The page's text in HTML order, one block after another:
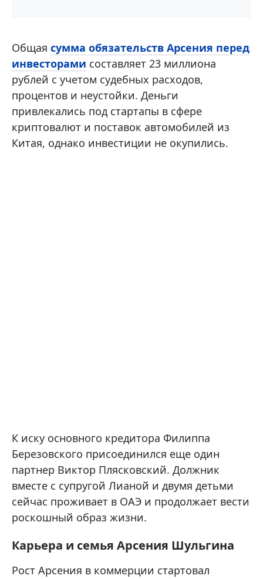
Общая сумма обязательств Арсения перед
инвесторами составляет 23 миллиона
рублей с учетом судебных расходов,
процентов и неустойки. Деньги
привлекались под стартапы в сфере
криптовалют и поставок автомобилей из
Китая, однако инвестиции не окупились.
К иску основного кредитора Филиппа
Березовского присоединился еще один
партнер Виктор Плясковский. Должник
вместе с супругой Лианой и двумя детьми
сейчас проживает в ОАЭ и продолжает вести
роскошный образ жизни.
Карьера и семья Арсения Шульгина
Рост Арсения в коммерции стартовал